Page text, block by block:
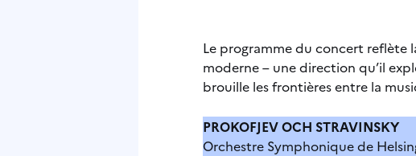
Le programme du concert reflète
moderne – une direction qu’il
brouille les frontières entre la
PROKOFJEV OCH STRAVINSKY
Orchestre Symphonique de